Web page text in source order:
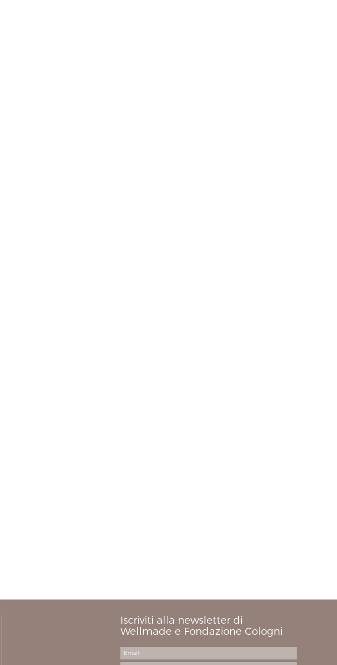
Iscriviti alla newsletter di
Wellmade e Fondazione Cologni